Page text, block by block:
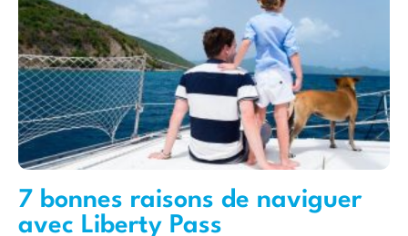
7 bonnes raisons de naviguer
avec Liberty Pass